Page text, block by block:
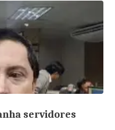
servidores